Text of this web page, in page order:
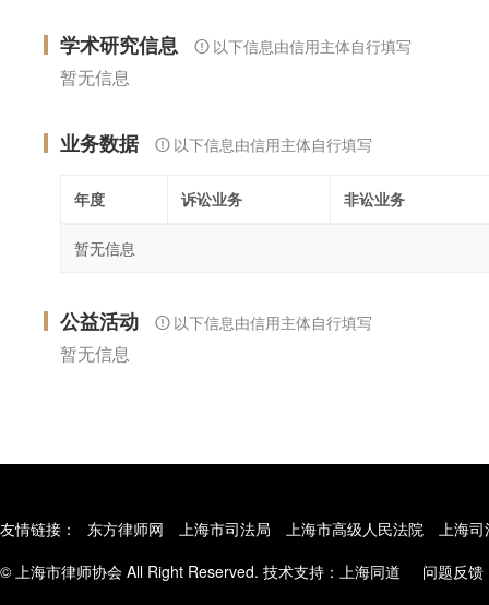
学术研究信息 以下信息由信用主体自行填写
暂无信息
业务数据 以下信息由信用主体自行填写
年度 诉讼业务 非讼业务
暂无信息
公益活动 以下信息由信用主体自行填写
暂无信息
友情链接： 东方律师网 上海市司法局 上海市高级人民法院
上海
© 上海市律师协会 All Right Reserved. 技术支持： 上海同道 问题反馈